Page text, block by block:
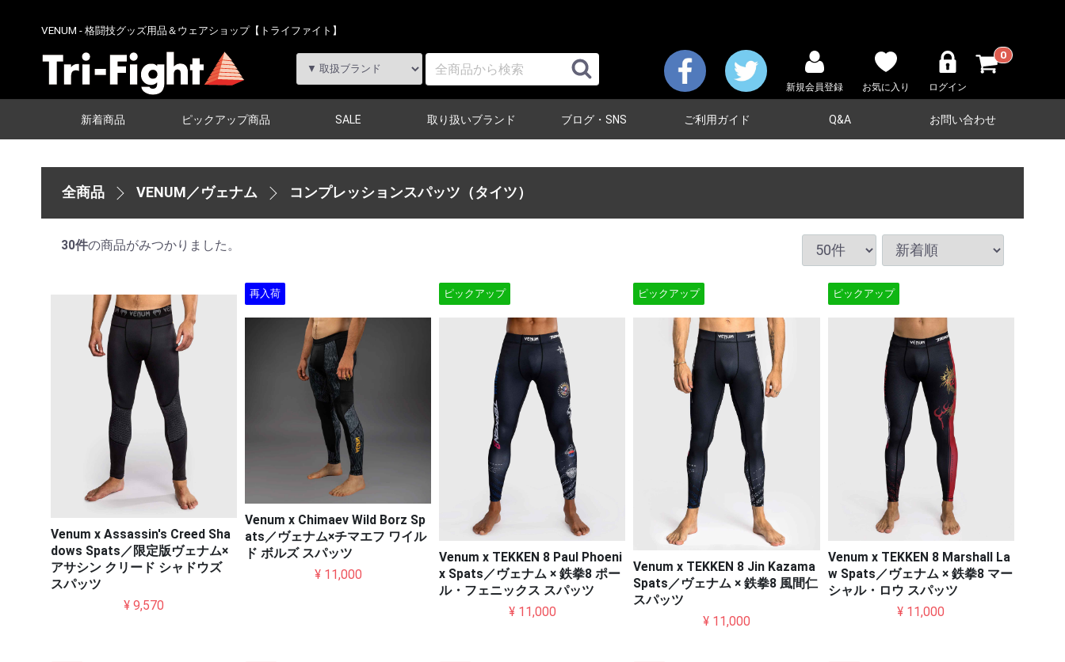
VENUM - 格闘技グッズ用品＆ウェアショップ【トライファイト】
新規会員登録 お気に入り ログイン
0
新着商品 ピックアップ商品 SALE 取り扱いブランド ブログ・SNS ご利用ガイド Q&A お問い合わせ
全商品 VENUM／ヴェナム コンプレッションスパッツ（タイツ）
30件の商品がみつかりました。
Venum x Assassin's Creed Sha
dows Spats／限定版ヴェナム×
アサシン クリード シャドウズ
スパッツ
¥ 9,570
再入荷
Venum x Chimaev Wild Borz Sp
ats／ヴェナム×チマエフ ワイル
ド ボルズ スパッツ
¥ 11,000
ピックアップ
Venum x TEKKEN 8 Paul Phoeni
x Spats／ヴェナム × 鉄拳8 ポー
ル・フェニックス スパッツ
¥ 11,000
ピックアップ
Venum x TEKKEN 8 Jin Kazama
Spats／ヴェナム × 鉄拳8 風間仁
スパッツ
¥ 11,000
ピックアップ
Venum x TEKKEN 8 Marshall La
w Spats／ヴェナム × 鉄拳8 マー
シャル・ロウ スパッツ
¥ 11,000